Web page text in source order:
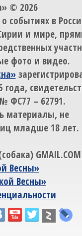
© 2026
событиях в
и мире,
фото и видео.
года,
ФС77 – 62791.
материалы, не
младше 18 лет.
GMAIL.COM
Весны»
Весны»